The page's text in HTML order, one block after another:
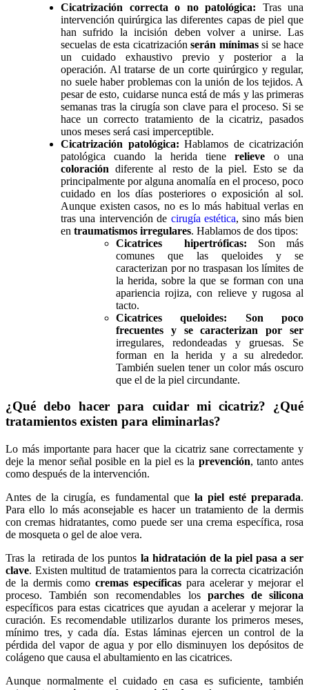
Cicatrización correcta o no patológica: Tras una
intervención quirúrgica las diferentes capas de piel que
han sufrido la incisión deben volver a unirse. Las
secuelas de esta cicatrización serán mínimassi se hace
un cuidado exhaustivo previo y posterior a la
operación. Al tratarse de un corte quirúrgico y regular,
no suele haber problemas con la unión de los tejidos. A
pesar de esto, cuidarse nunca está de más y las primeras
semanas tras la cirugía son clave para el proceso. Si se
hace un correcto tratamiento de la cicatriz, pasados
unos meses será casi imperceptible.
Cicatrización patológica: Hablamos de cicatrización
patológica cuando la herida tienerelieve o una
coloración diferente al resto de la piel. Esto se da
principalmente por alguna anomalía en el proceso, poco
cuidado en los días posteriores o exposición al sol.
Aunque existen casos, no es lo más habitual verlas en
tras una intervención de cirugía estética, sino más bien
en traumatismos irregulares. Hablamos de dos tipos:
Cicatrices hipertróficas: Son más
comunes que las queloides y se
caracterizan por no traspasan los límites de
la herida, sobre la que se forman con una
apariencia rojiza, con relieve y rugosa al
tacto.
Cicatrices queloides: Son poco
frecuentes y se caracterizan por ser
irregulares, redondeadas y gruesas. Se
forman en la herida y a su alrededor.
También suelen tener un color más oscuro
que el de la piel circundante.
¿Qué debo hacer para cuidar mi cicatriz? ¿Qué
tratamientos existen para eliminarlas?
Lo más importante para hacer que la cicatriz sane correctamente y
deje la menor señal posible en la piel es la prevención, tanto antes
como después de la intervención.
Antes de la cirugía, es fundamental que la piel esté preparada.
Para ello lo más aconsejable es hacer un tratamiento de la dermis
con cremas hidratantes, como puede ser una crema específica, rosa
de mosqueta o gel de aloe vera.
Tras la retirada de los puntos la hidratación de la piel pasa a ser
clave. Existen multitud de tratamientos para la correcta cicatrización
de la dermis comocremas específicas para acelerar y mejorar el
proceso. También son recomendables los parches de silicona
específicos para estas cicatrices que ayudan a acelerar y mejorar la
curación. Es recomendable utilizarlos durante los primeros meses,
mínimo tres, y cada día. Estas láminas ejercen un control de la
pérdida del vapor de agua y por ello disminuyen los depósitos de
colágeno que causa el abultamiento en las cicatrices.
Aunque normalmente el cuidado en casa es suficiente, también